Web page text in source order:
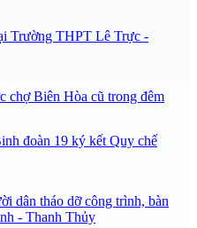
Trường THPT Lê Trực -
chợ Biên Hòa cũ trong đêm
đoàn 19 ký kết Quy chế
dân tháo dỡ công trình, bàn
- Thanh Thủy